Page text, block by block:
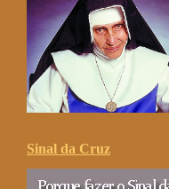
Sinal da Cruz